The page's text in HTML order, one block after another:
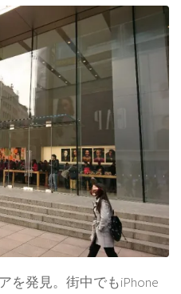
を発見。街中でもiPhone